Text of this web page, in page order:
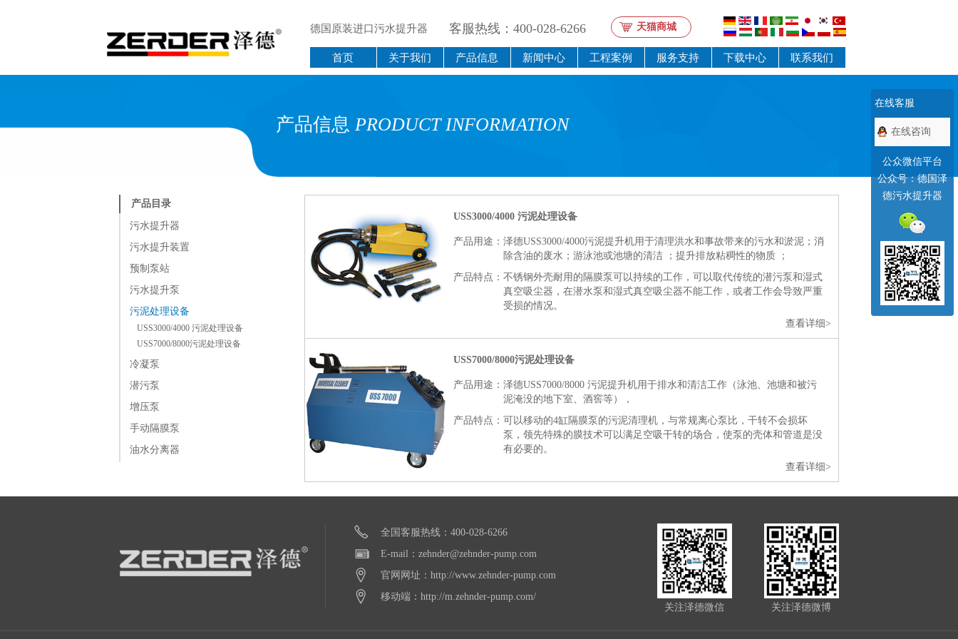
德国原装进口污水提升器 客服热线：400-028-6266 天猫商城
首页 关于我们 产品信息 新闻中心 工程案例 服务支持 下载中心 联系我们
产品信息 PRODUCT INFORMATION
产品目录
污水提升器
污水提升装置
预制泵站
污水提升泵
污泥处理设备
USS3000/4000 污泥处理设备
USS7000/8000污泥处理设备
冷凝泵
潜污泵
增压泵
手动隔膜泵
油水分离器
USS3000/4000 污泥处理设备
产品用途： 泽德USS3000/4000污泥提升机用于清理洪水和事故带来的污水和淤泥；消
除含油的废水；游泳池或池塘的清洁 ；提升排放粘稠性的物质 ；
产品特点： 不锈钢外壳耐用的隔膜泵可以持续的工作，可以取代传统的潜污泵和湿式
真空吸尘器，在潜水泵和湿式真空吸尘器不能工作，或者工作会导致严重
受损的情况。
查看详细>
USS7000/8000污泥处理设备
产品用途： 泽德USS7000/8000 污泥提升机用于排水和清洁工作（泳池、池塘和被污
泥淹没的地下室、酒窖等），
产品特点： 可以移动的4缸隔膜泵的污泥清理机，与常规离心泵比，干转不会损坏
泵，领先特殊的膜技术可以满足空吸干转的场合，使泵的壳体和管道是没
有必要的。
查看详细>
全国客服热线：400-028-6266
E-mail：zehnder@zehnder-pump.com
官网网址：http://www.zehnder-pump.com
移动端：http://m.zehnder-pump.com/
关注泽德微信
关注泽德微博
在线客服
在线咨询
公众微信平台
公众号：德国泽
德污水提升器